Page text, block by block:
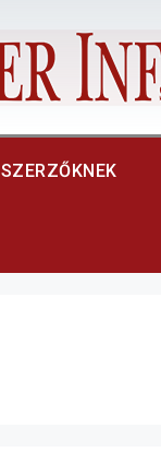
SZERZŐKNEK